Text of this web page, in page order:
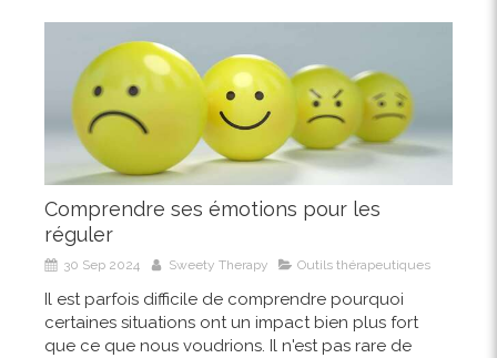
Comprendre ses émotions pour les
réguler
30 Sep 2024 Sweety Therapy Outils thérapeutiques
Il est parfois difficile de comprendre pourquoi
certaines situations ont un impact bien plus fort
que ce que nous voudrions. Il n'est pas rare de